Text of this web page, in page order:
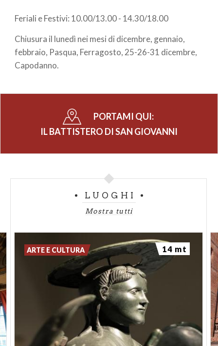
Feriali e Festivi: 10.00/13.00 - 14.30/18.00
Chiusura il lunedì nei mesi di dicembre, gennaio,
febbraio, Pasqua, Ferragosto, 25-26-31 dicembre,
Capodanno.
PORTAMI QUI:
IL BATTISTERO DI SAN GIOVANNI
LUOGHI
Mostra tutti
ARTE E CULTURA 14 mt